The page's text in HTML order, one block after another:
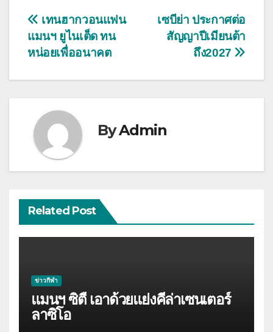
แนะแนว
เรื่อง
เซบีย่า ประกาศต่อ
สัญญาปีเมียนต้า
ถึง2027
เทนฮากวอนแฟน
แมนฯ ยูไนเต็ด ทน
หน่อยเพื่ออนาคต
ByAdmin
Related Post
ข่าวกีฬา
แมนฯ ซิตี้ เอาด้วยแย่งคีล่าเซนเตอร์
ลาซิโอ